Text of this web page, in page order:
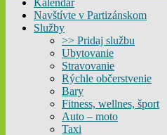
Menu
Navštívte v Partizánskom
Služby
>> Pridaj službu
Ubytovanie
Stravovanie
Rýchle občerstvenie
Bary
Fitness, wellnes, šport
Auto – moto
Taxi